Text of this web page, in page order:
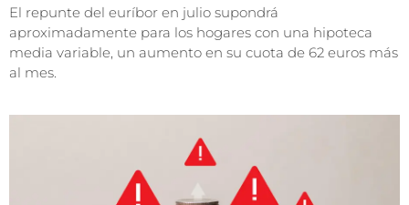
El repunte del euríbor en julio supondrá
aproximadamente para los hogares con una hipoteca
media variable, un aumento en su cuota de 62 euros más
al mes.